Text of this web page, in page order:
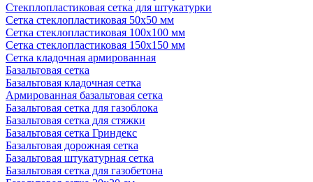
Стекплопластиковая сетка для штукатурки
Сетка стеклопластиковая 50x50 мм
Сетка стеклопластиковая 100x100 мм
Сетка стеклопластиковая 150x150 мм
Сетка кладочная армированная
Базальтовая сетка
Базальтовая кладочная сетка
Армированная базальтовая сетка
Базальтовая сетка для газоблока
Базальтовая сетка для стяжки
Базальтовая сетка Гриндекс
Базальтовая дорожная сетка
Базальтовая штукатурная сетка
Базальтовая сетка для газобетона